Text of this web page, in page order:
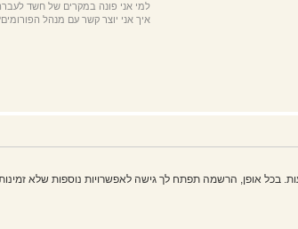
למי אני פונה במקרים של חשד
איך אני יוצר קשר עם מנהל
אופן, הרשמה תפתח לך גישה לאפשרויות נוספות שלא